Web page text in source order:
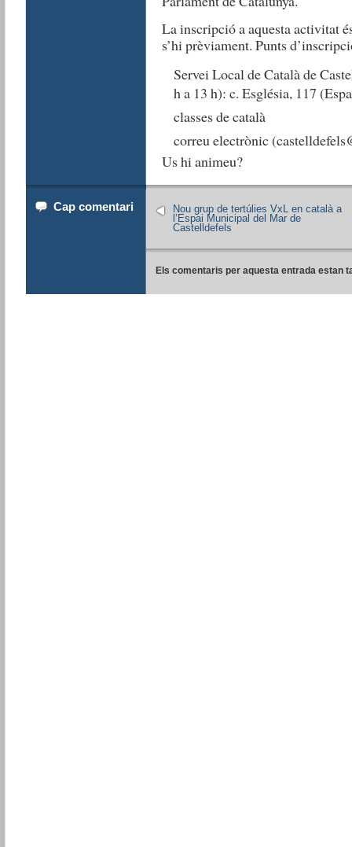
La inscripció a aquesta activitat
s’hi prèviament. Punts
Servei Local de Català de
h a 13 h): c. Església, 117
classes de català
correu electrònic
Us hi animeu?
Cap comentari
Nou grup de tertúlies VxL en català a
l’Espai Municipal del Mar de
Castelldefels
Els comentaris per aquesta entrada estan